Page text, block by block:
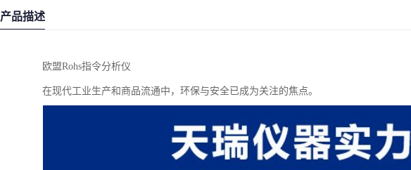
产品描述
欧盟Rohs指令分析仪
在现代工业生产和商品流通中，环保与安全已成为关注的焦点。